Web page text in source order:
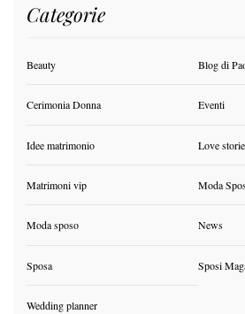
Categorie
Beauty Blog di
Cerimonia Donna Eventi
Idee matrimonio Love
Matrimoni vip Moda
Moda sposo News
Sposa Sposi
Wedding planner